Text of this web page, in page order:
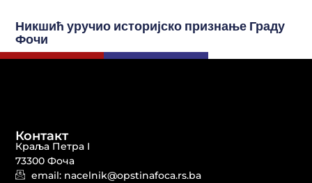
Никшић уручио историјско признање Граду
Фочи
Контакт
Краља Петра I
73300 Фоча
email: nacelnik@opstinafoca.rs.ba